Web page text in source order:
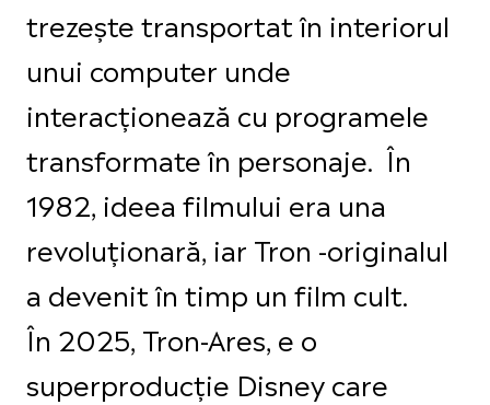
trezește transportat în interiorul
unui computer unde
interacționează cu programele
transformate în personaje. În
1982, ideea filmului era una
revoluționară, iar Tron -originalul
a devenit în timp un film cult.
În 2025, Tron-Ares, e o
superproducție Disney care